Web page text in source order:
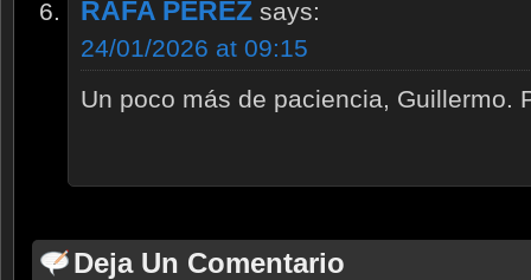
RAFA PÉREZ says:
24/01/2026 at 09:15
Un poco más de paciencia, Guillermo.
Deja Un Comentario